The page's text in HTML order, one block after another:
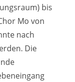
bis
Mo von
nach
Die